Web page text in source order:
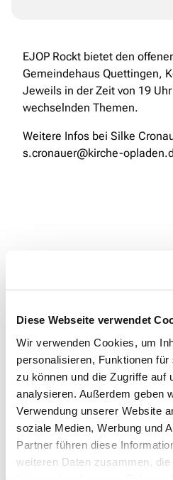
Diese Webseite verwendet
Wir verwenden Cookies, um
personalisieren, Funktionen
zu können und die Zugriffe auf
analysieren. Außerdem geben
Verwendung unserer Website
soziale Medien, Werbung und
Partner führen diese
weiteren Daten zusammen,
EJOP Rockt bietet den
Gemeindehaus Quettingen,
Jeweils in der Zeit von 19
wechselnden Themen.
Weitere Infos bei Silke
s.cronauer@kirche-